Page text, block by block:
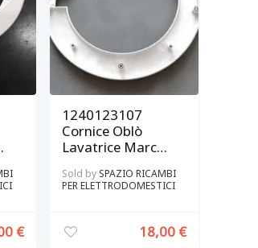
€
1240123107
Cornice Oblò
Lavatrice Marca
Sold by SPAZIO RICAMBI
PER ELETTRODOMESTICI
18,00 €